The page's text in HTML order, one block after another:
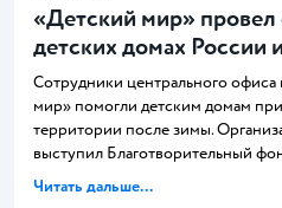
«Детский мир» провел
детских домах России
Сотрудники центрального офиса
мир» помогли детским домам
территории после зимы.
выступил Благотворительный
Читать дальше...